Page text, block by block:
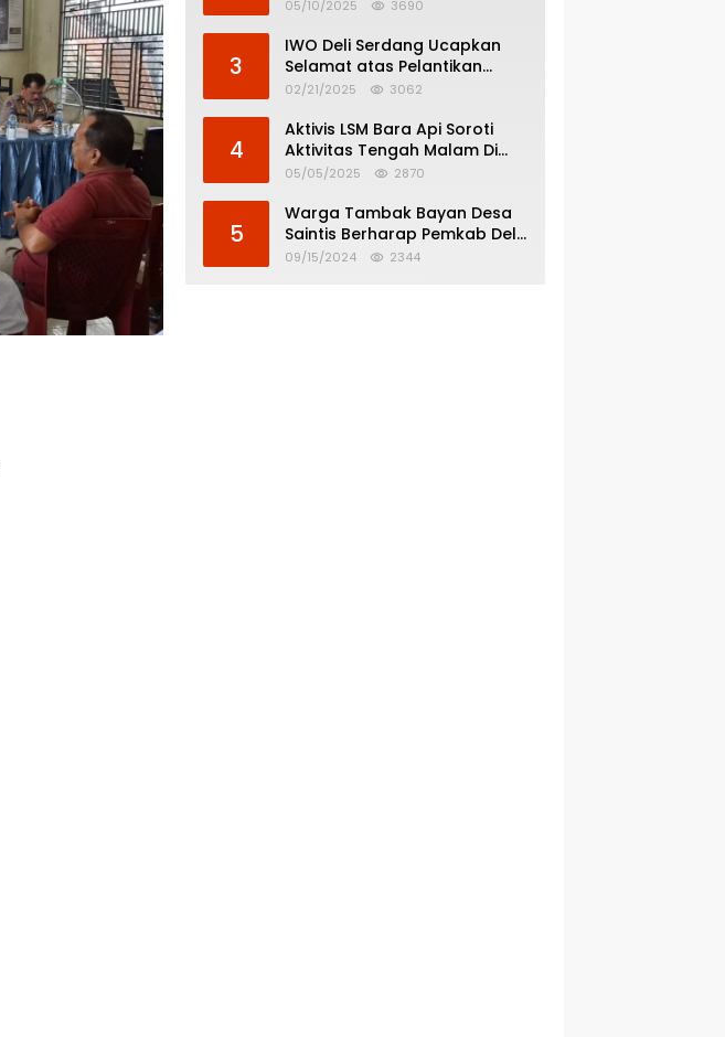
05/10/2025 3690
3
IWO Deli Serdang Ucapkan
Selamat atas Pelantikan
Bupati dan Wakil Bupati Deli
02/21/2025 3062
4
Aktivis LSM Bara Api Soroti
Aktivitas Tengah Malam Di
SPBU 14.213.228 Bandar Tinggi
05/05/2025 2870
5
Warga Tambak Bayan Desa
Saintis Berharap Pemkab Deli
Serdang Atasi Banjir
09/15/2024 2344